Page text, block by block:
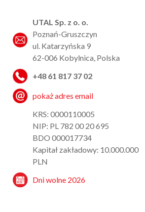
UTAL Sp. z o. o.
Poznań-Gruszczyn
ul. Katarzyńska 9
62-006 Kobylnica, Polska
+48 61 817 37 02
pokaż adres email
KRS: 0000110005
NIP: PL 782 00 20 695
BDO 000017734
Kapitał zakładowy: 10.000.000
PLN
Dni wolne 2026